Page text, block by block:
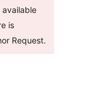
is
Request.